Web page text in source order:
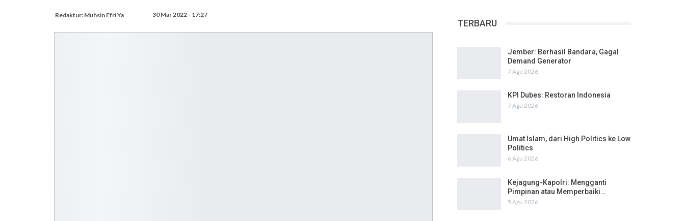
- 30 Mar 2022 - 17:27
TERBARU
Jember: Berhasil Bandara, Gagal
Demand Generator
7 Agu 2026
KPI Dubes: Restoran Indonesia
7 Agu 2026
Umat Islam, dari High Politics ke Low
Politics
6 Agu 2026
Kejagung-Kapolri: Mengganti
Pimpinan atau Memperbaiki…
5 Agu 2026